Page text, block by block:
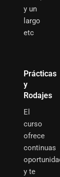
y un
largo
etc
Prácticas
y
Rodajes
El
curso
ofrece
continuas
y te